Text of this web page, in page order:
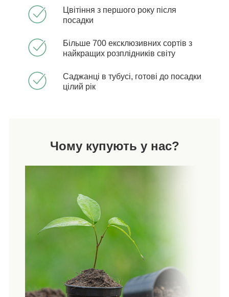
Цвітіння з першого року після
посадки
Більше 700 ексклюзивних сортів з
найкращих розплідників світу
Саджанці в тубусі, готові до посадки
цілий рік
Чому купують у нас?